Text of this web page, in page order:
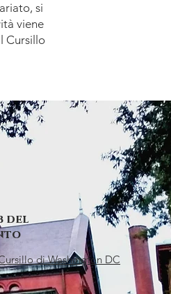
si
viene
Cursillo
del
di Washington DC